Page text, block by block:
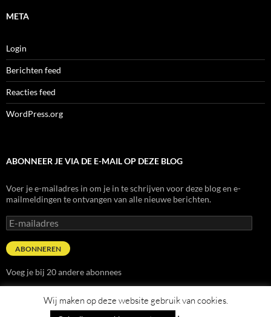
META
Login
Berichten feed
Reacties feed
WordPress.org
ABONNEER JE VIA DE E-MAIL OP DEZE BLOG
Voer je e-mailadres in om je in te schrijven voor deze blog en e-
mailmeldingen te ontvangen van alle nieuwe berichten.
E-
mailadres
ABONNEREN
Voeg je bij 20 andere abonnees
Wij maken op deze website gebruik van cookies.